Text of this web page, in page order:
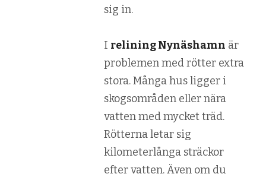
sig in.
I relining Nynäshamn är
problemen med rötter extra
stora. Många hus ligger i
skogsområden eller nära
vatten med mycket träd.
Rötterna letar sig
kilometerlånga sträckor
efter vatten. Även om du